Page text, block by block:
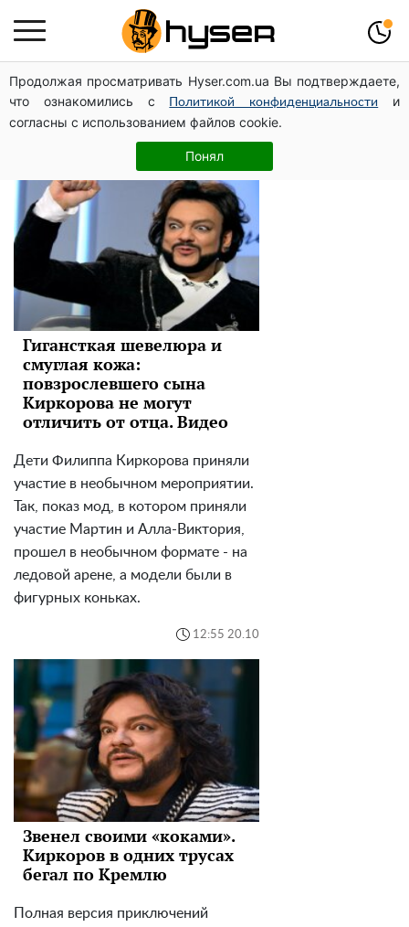
Продолжая просматривать Hyser.com.ua Вы подтверждаете,
что ознакомились с
Политикой конфиденциальности
и
согласны с использованием файлов cookie.
Понял
Филипп Киркоров
Гигансткая шевелюра и
смуглая кожа:
повзрослевшего сына
Киркорова не могут
отличить от отца. Видео
Дети Филиппа Киркорова приняли
участие в необычном мероприятии.
Так, показ мод, в котором приняли
участие Мартин и Алла-Виктория,
прошел в необычном формате - на
ледовой арене, а модели были в
фигурных коньках.
12:55 20.10
Звенел своими «коками».
Киркоров в одних трусах
бегал по Кремлю
Полная версия приключений